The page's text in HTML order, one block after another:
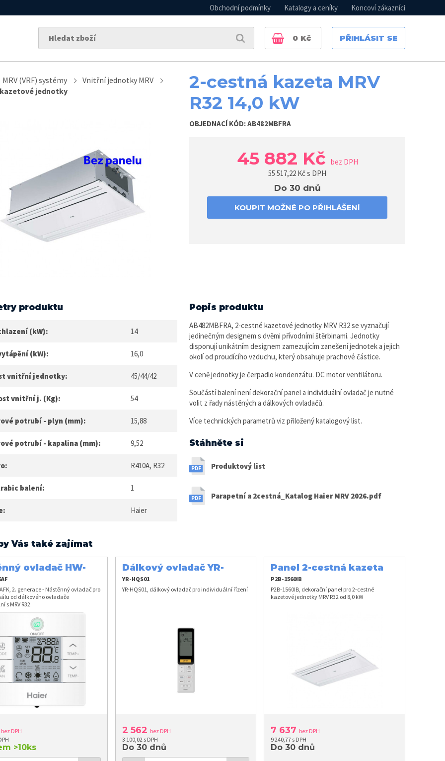
Obchodní podmínky Katalogy a ceníky Koncoví zákazníci
PŘIHLÁSIT SE
0 Kč
MRV (VRF) systémy
Vnitřní jednotky MRV
jednotky
2-cestná kazeta MRV
R32 14,0 kW
OBJEDNACÍ KÓD:AB482MBFRA
45 882 Kč bez DPH
55 517,22 Kč s DPH
Do 30 dnů
KOUPIT MOŽNÉ PO PŘIHLÁŠENÍ
produktu
(kW): 14
(kW): 16,0
vnitřní jednotky: 45/44/42
vnitřní j. (Kg): 54
potrubí - plyn (mm): 15,88
potrubí - kapalina (mm): 9,52
R410A, R32
balení: 1
Haier
Popis produktu
AB482MBFRA, 2-cestné kazetové jednotky MRV R32 se vyznačují
jedinečným designem s dvěmi přívodními štěrbinami. Jednotky
disponují unikátním designem zamezujícím zanešení jednotek a jejich
okolí od proudícího vzduchu, který obsahuje prachové částice.
V ceně jednotky je čerpadlo kondenzátu. DC motor ventilátoru.
Součástí balení není dekorační panel a individuální ovladač je nutné
volit z řady nástěných a dálkových ovladačů.
Více technických parametrů viz přiložený katalogový list.
Stáhněte si
Produktový list
Parapetní a 2cestná_Katalog Haier MRV 2026.pdf
Vás také zajímat
ovladač HW-
2. generace - Nástěnný ovladač pro
od dálkového ovladače
s MRV R32
bez DPH
>10ks
Dálkový ovladač YR-
HQS01
YR-HQS01
YR-HQS01, dálkový ovladač pro individuální řízení
2 562 bez DPH
3 100,02 s DPH
Do 30 dnů
Panel 2-cestná kazeta
od 8,0 kW
P2B-1560IB
P2B-1560IB, dekorační panel pro 2-cestné
kazetové jednotky MRV R32 od 8,0 kW
7 637 bez DPH
9 240,77 s DPH
Do 30 dnů